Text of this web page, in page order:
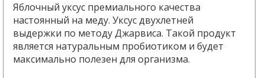
Яблочный уксус премиального качества
настоянный на меду. Уксус двухлетней
выдержки по методу Джарвиса. Такой продукт
является натуральным пробиотиком и будет
максимально полезен для организма.